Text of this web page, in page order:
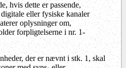
hvis dette er passende,
eller fysiske kanaler
oplysninger om,
forpligtelserne i nr. 1-
der er nævnt i stk. 1, skal